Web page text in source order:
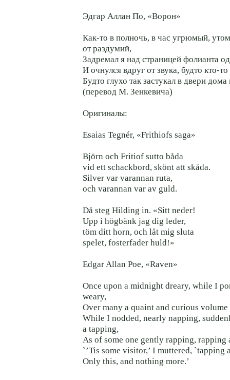
Эдгар Аллан По, «Ворон»
Как-то в полночь, в час угрюмый,
от раздумий,
Задремал я над страницей фолианта
И очнулся вдруг от звука, будто кто-то
Будто глухо так застукал в двери
(перевод М. Зенкевича)
Оригиналы:
Esaias Tegnér, «Frithiofs saga»
Björn och Fritiof sutto båda
vid ett schackbord, skönt att skåda.
Silver var varannan ruta,
och varannan var av guld.
Då steg Hilding in. «Sitt neder!
Upp i högbänk jag dig leder,
töm ditt horn, och låt mig sluta
spelet, fosterfader huld!»
Edgar Allan Poe, «Raven»
Once upon a midnight dreary, while I
weary,
Over many a quaint and curious
While I nodded, nearly napping,
a tapping,
As of some one gently rapping, rapping
`’Tis some visitor,’ I muttered, `tapping
Only this, and nothing more.’